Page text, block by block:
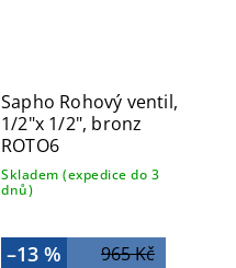
Sapho Rohový ventil,
1/2"x 1/2", bronz
ROTO6
Skladem (expedice do 3
dnů)
965 Kč
–13 %